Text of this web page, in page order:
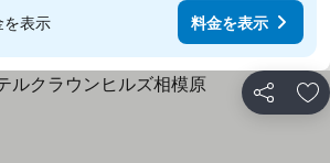
を表示 料金を表示
シェア お